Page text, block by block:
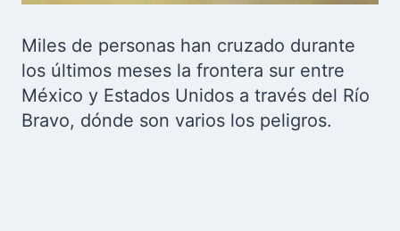
Miles de personas han cruzado durante
los últimos meses la frontera sur entre
México y Estados Unidos a través del Río
Bravo, dónde son varios los peligros.